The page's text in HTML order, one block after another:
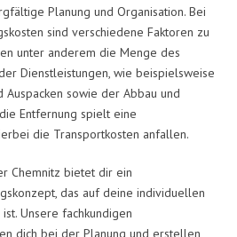
Planung und Organisation. Bei
sind verschiedene Faktoren zu
unter anderem die Menge des
Dienstleistungen, wie beispielsweise
Auspacken sowie der Abbau und
Entfernung spielt eine
die Transportkosten anfallen.
Chemnitz bietet dir ein
das auf deine individuellen
Unsere fachkundigen
dich bei der Planung und erstellen